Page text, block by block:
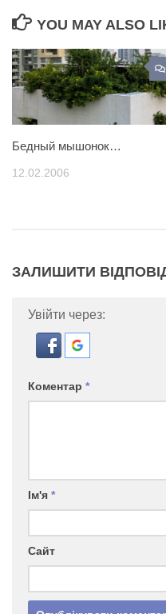
YOU MAY ALSO
Бедный мышонок…
12.02.2006
ЗАЛИШИТИ
Увійти через:
Коментар *
Ім'я *
Сайт